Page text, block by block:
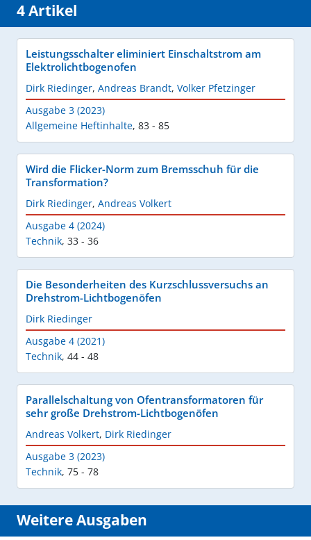
4 Artikel
Leistungsschalter eliminiert Einschaltstrom am
Elektrolichtbogenofen
Dirk Riedinger, Andreas Brandt, Volker Pfetzinger
Ausgabe 3 (2023)
Allgemeine Heftinhalte, 83 - 85
Wird die Flicker-Norm zum Bremsschuh für die
Transformation?
Dirk Riedinger, Andreas Volkert
Ausgabe 4 (2024)
Technik, 33 - 36
Die Besonderheiten des Kurzschlussversuchs an
Drehstrom-Lichtbogenöfen
Dirk Riedinger
Ausgabe 4 (2021)
Technik, 44 - 48
Parallelschaltung von Ofentransformatoren für
sehr große Drehstrom-Lichtbogenöfen
Andreas Volkert, Dirk Riedinger
Ausgabe 3 (2023)
Technik, 75 - 78
Weitere Ausgaben